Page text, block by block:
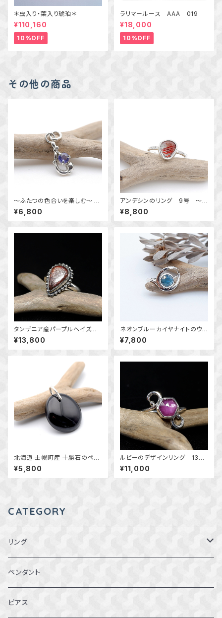
＊虫入り・葉入り琥珀＊
¥110,160
10%OFF
ラリマールース AAA 019
¥18,000
10%OFF
その他の商品
～ふたつの色合いを楽しむ～ カ
ラーチェンジフローライトのデザ
インペンダント 天然石アクセ
サリー 一点物 macari
¥6,800
アンデシンのリング 9号 ～
紅の層影～ 天然石アクセサリ
ー 指輪 一点物
¥8,800
タンザニア産パープルヘイズサ
ンストーンの粒枠飾りリング 1
2号 ～静かな躍動～ 天然石
アクセサリー 指輪 一点物
¥13,800
ネオンブルーカイヤナイトのウェ
ーブリング 9号 ～Blue Eve
rflow～ 天然石リング 一点
物 macari
¥7,800
北海道 士幌町産 十勝石のペン
ダント 天然石アクセサリー
一点物 macari
¥5,800
ルビーのデザインリング 13
号 ～遊び心～ 天然石アク
セサリー 指輪 一点物
¥11,000
CATEGORY
リング
1～1.5号
2～2.5号
ペンダント
ピアス